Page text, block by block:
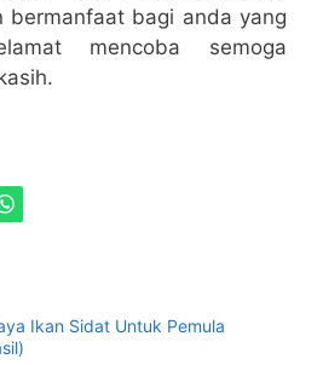
bermanfaat bagi anda yang
mencoba semoga
Ikan Sidat Untuk Pemula